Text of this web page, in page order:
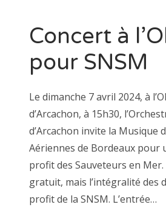
Concert à
pour SNSM
Le dimanche 7 avril 2024, à
d’Arcachon, à 15h30,
d’Arcachon invite la Musique
Aériennes de Bordeaux pour
profit des Sauveteurs en
gratuit, mais l’intégralité des
profit de la SNSM. L’entrée…